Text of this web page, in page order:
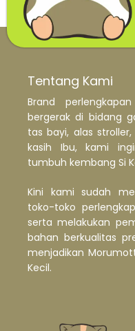
Tentang Kami
Brand
bergerak di bidang
tas bayi, alas
kasih Ibu, kami
tumbuh kembang Si
Kini kami sudah
toko-toko
serta melakukan
bahan berkualitas
menjadikan
Kecil.